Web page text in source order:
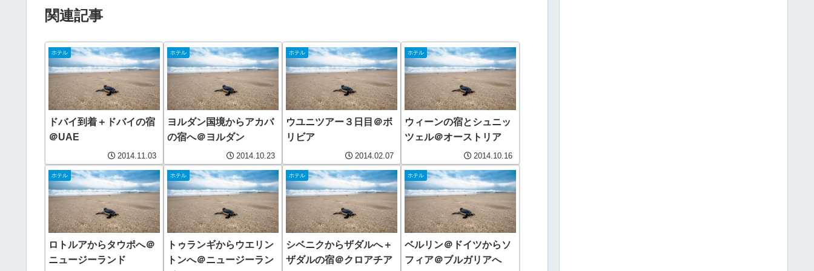
関連記事
ホテル
ドバイ到着＋ドバイの宿
＠UAE
2014.11.03
ホテル
ヨルダン国境からアカバ
の宿へ＠ヨルダン
2014.10.23
ホテル
ウユニツアー３日目＠ボ
リビア
2014.02.07
ホテル
ウィーンの宿とシュニッ
ツェル＠オーストリア
2014.10.16
ホテル
ロトルアからタウポへ＠
ニュージーランド
ホテル
トゥランギからウエリン
トンへ＠ニュージーラン
ホテル
シベニクからザダルへ＋
ザダルの宿＠クロアチア
ホテル
ベルリン＠ドイツからソ
フィア＠ブルガリアへ